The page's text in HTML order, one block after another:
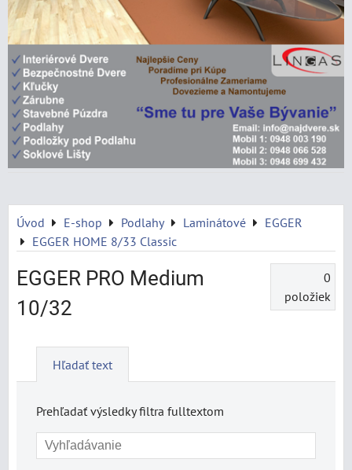
Úvod E-shop Podlahy Laminátové
EGGER
EGGER HOME 8/33 Classic
EGGER PRO Medium
10/32
0
položiek
Hľadať text
Prehľadať výsledky filtra fulltextom